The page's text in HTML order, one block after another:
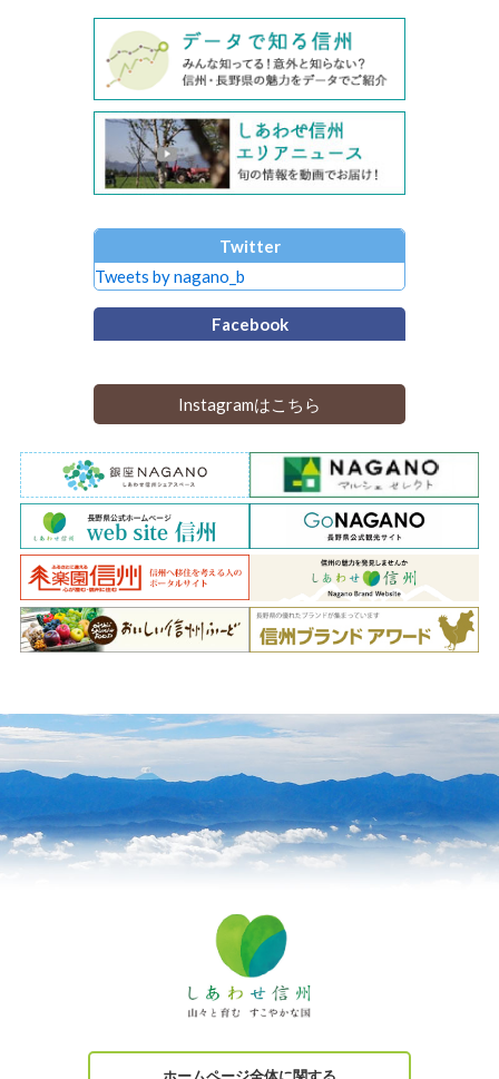
Twitter
Tweets by nagano_b
Facebook
Instagramはこちら